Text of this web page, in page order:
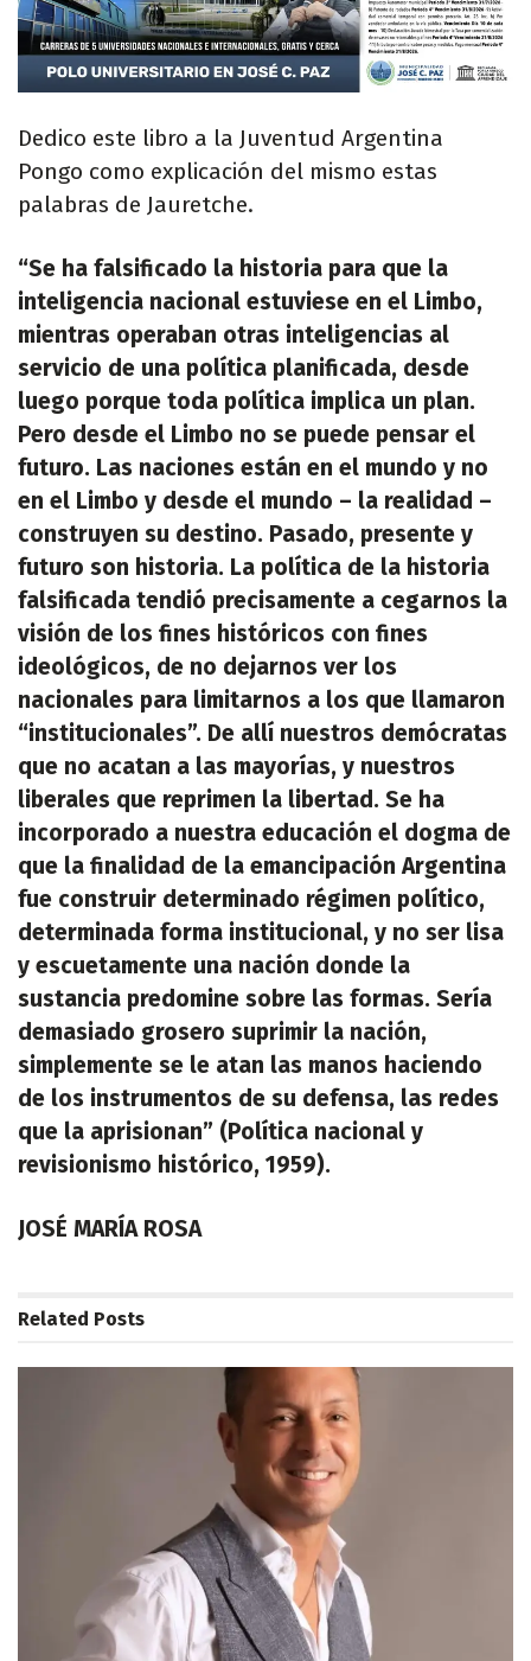
Dedico este libro a la Juventud Argentina
Pongo como explicación del mismo estas
palabras de Jauretche.
“Se ha falsificado la historia para que la
inteligencia nacional estuviese en el Limbo,
mientras operaban otras inteligencias al
servicio de una política planificada, desde
luego porque toda política implica un plan.
Pero desde el Limbo no se puede pensar el
futuro. Las naciones están en el mundo y no
en el Limbo y desde el mundo – la realidad –
construyen su destino. Pasado, presente y
futuro son historia. La política de la historia
falsificada tendió precisamente a cegarnos la
visión de los fines históricos con fines
ideológicos, de no dejarnos ver los
nacionales para limitarnos a los que llamaron
“institucionales”. De allí nuestros demócratas
que no acatan a las mayorías, y nuestros
liberales que reprimen la libertad. Se ha
incorporado a nuestra educación el dogma de
que la finalidad de la emancipación Argentina
fue construir determinado régimen político,
determinada forma institucional, y no ser lisa
y escuetamente una nación donde la
sustancia predomine sobre las formas. Sería
demasiado grosero suprimir la nación,
simplemente se le atan las manos haciendo
de los instrumentos de su defensa, las redes
que la aprisionan” (Política nacional y
revisionismo histórico, 1959).
JOSÉ MARÍA ROSA
Related Posts